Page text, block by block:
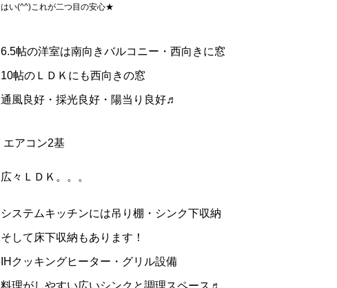
はい(^^)これが二つ目の安心★
6.5帖の洋室は南向きバルコニー・西向きに窓
10帖のＬＤＫにも西向きの窓
通風良好・採光良好・陽当り良好♬
エアコン2基
広々ＬＤＫ。。。
システムキッチンには吊り棚・シンク下収納
そして床下収納もあります！
IHクッキングヒーター・グリル設備
料理がしやすい広いシンクと調理スペース♬